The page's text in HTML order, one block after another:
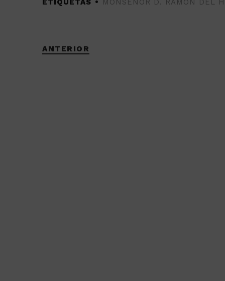
ETIQUETAS MONSEÑOR D. RAMÓN DEL
ANTERIOR